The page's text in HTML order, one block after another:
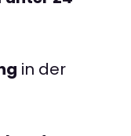
in der